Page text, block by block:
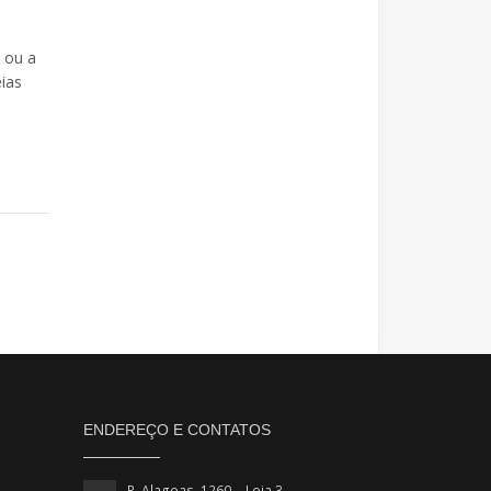
ou a
ENDEREÇO E CONTATOS